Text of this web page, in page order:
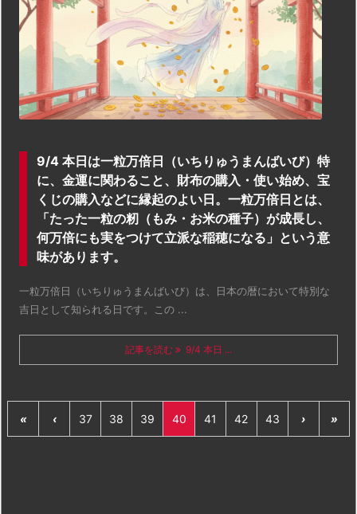
9/4 本日は一粒万倍日（いちりゅうまんばいび）特
に、金運に関わること、財布の購入・使い始め、宝
くじの購入などに縁起のよい日。一粒万倍日とは、
「たった一粒の籾（もみ・お米の種子）が成長し、
何万倍にも実をつけて立派な稲穂になる」という意
味があります。
一粒万倍日（いちりゅうまんばいび）は、日本の暦において特別な
吉日として知られる日です。この ...
記事を読む 9/4 本日 ...
« ‹ 37 38 39 40 41 42 43 › »